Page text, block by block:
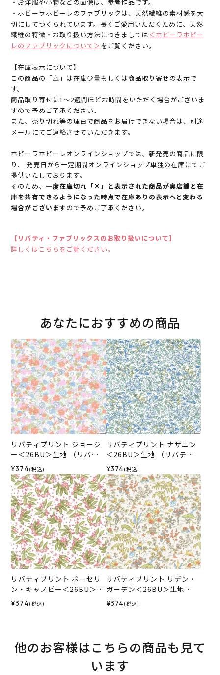
・お洋服や小物などの画像は、参考作品です。
・ホビーラホビーレのファブリックは、天然繊維の素材感を大
切にしてつくられています。長くご愛用いただくために、天然
繊維の特徴・お取り扱い方法につきましては＜ホビーラホビー
レのファブリックについて＞ をご覧ください。
【在庫表示について】
この商品の「△」は在庫少量もしくは商品取り寄せの表示で
す。
商品取り寄せに1～2週間ほどお時間をいただく場合がございま
すので予めご了承ください。
また、売り切れ等の理由で商品をお届けできない場合は、別途
メールにてご連絡させていただきます。
ホビーラホビーレオンラインショップでは、新発売の商品に限
り、 発売日から一定期間オンラインショップ単独の在庫にてご
提供いたしております。
そのため、 一度在庫切れ「×」と表示された商品が実店舗と在
庫を共有できるようになった時点で在庫ありの表示へと変わる
場合がございますので予めご了承ください。
【リバティ・ファブリックスのお取り扱いについて】
詳しくはこちらをご覧ください。
あなたにおすすめの商品
リバティプリント ジョージ
ー＜26BU＞生地 （リバテ
ィ・ファブリックス）2026
SS
¥374 (税込)
リバティプリント ナザニン
＜26BU＞生地 （リバテ
ィ・ファブリックス）2026
SS
¥374 (税込)
リバティプリント ポーセリ
ン・キャノピー＜26BU＞生
地 （リバティ・ファブリッ
クス）2026SS
¥374 (税込)
リバティプリント リデン・
ガーデン＜26BU＞生地
（リバティ・ファブリック
ス）2026SS
¥374 (税込)
他のお客様はこちらの商品も見て
います